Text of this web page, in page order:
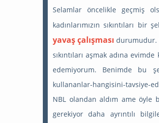
Selamlar öncelikle geçmiş
kadınlarımızın sıkıntıları
yavaş çalışması durumudur.
sıkıntıları aşmak adına
edemiyorum. Benimde bu
kullananlar-hangisini-tavsiye-
NBL olandan aldım ame öyle
gerekiyor daha ayrıntılı